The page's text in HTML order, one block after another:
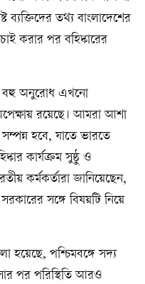
ব্যক্তিদের তথ্য বাংলাদেশের
করার পর বহিষ্কারের
বহু অনুরোধ এখনো
রয়েছে। আমরা আশা
হবে, যাতে ভারতে
কার্যক্রম সুষ্ঠু ও
কর্মকর্তারা জানিয়েছেন,
সঙ্গে বিষয়টি নিয়ে
হয়েছে, পশ্চিমবঙ্গে সদ্য
পর পরিস্থিতি আরও